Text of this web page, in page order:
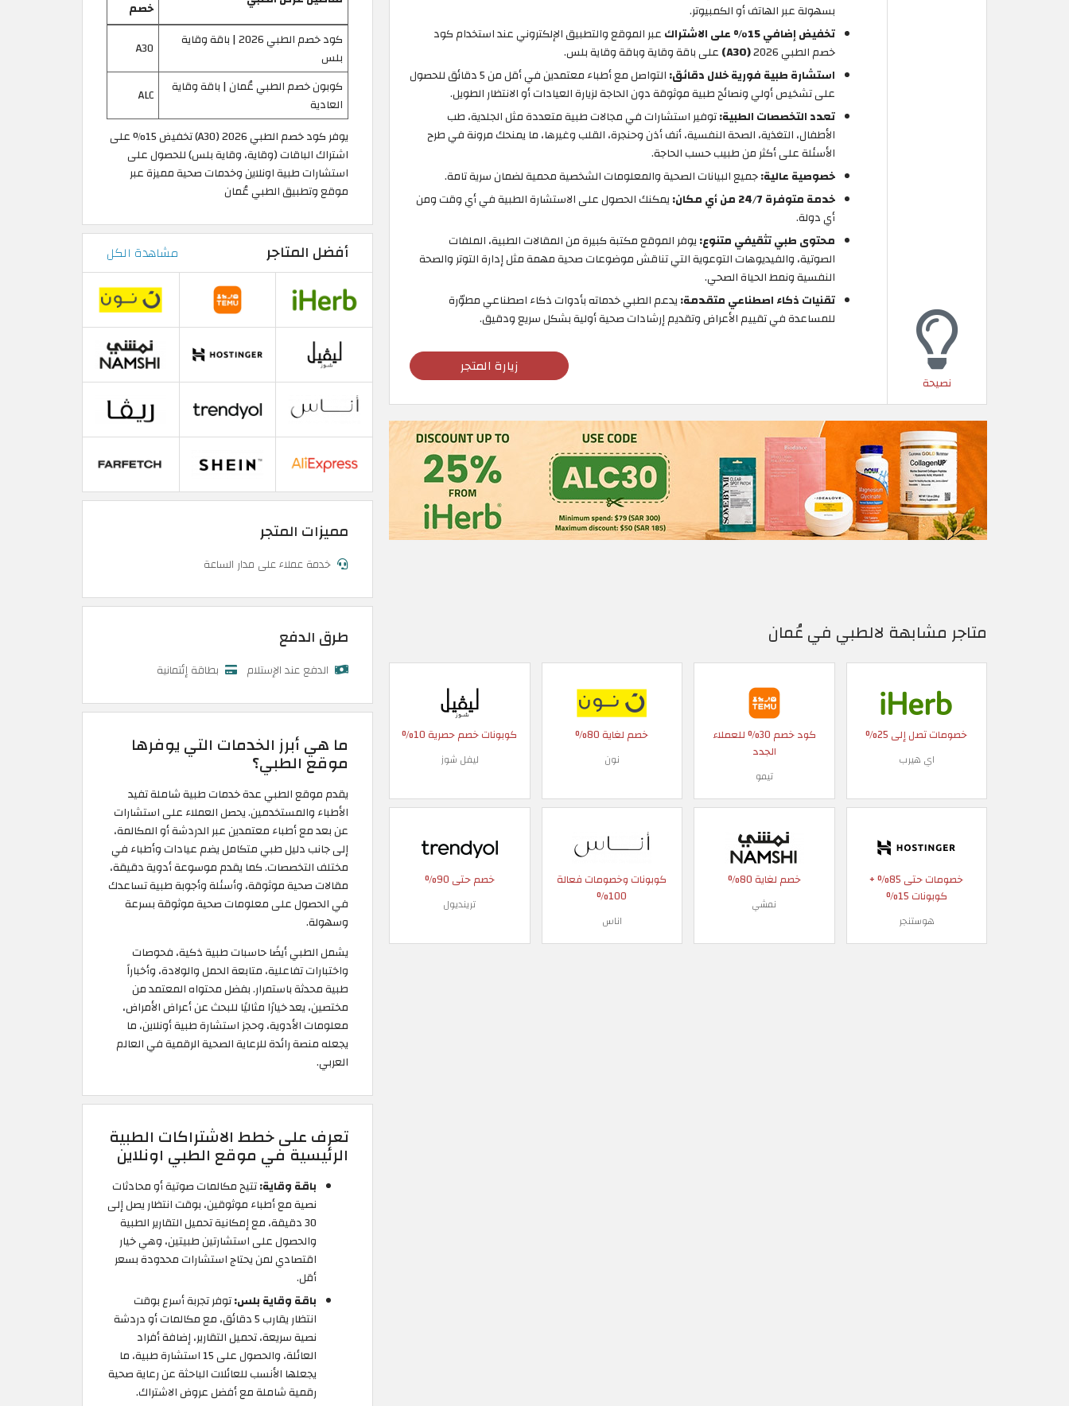
نصيحة
بسهولة عبر الهاتف أو الكمبيوتر.
تخفيض إضافي 15% على الاشتراك
عبر الموقع والتطبيق الإلكتروني عند استخدام كود
خصم الطبي 2026
(A30)
على باقة وقاية وباقة وقاية بلس.
استشارة طبية فورية خلال دقائق:
التواصل مع أطباء معتمدين في أقل من 5 دقائق للحصول
على تشخيص أولي ونصائح طبية موثوقة دون الحاجة لزيارة العيادات أو الانتظار الطويل.
تعدد التخصصات الطبية:توفير استشارات في مجالات طبية متعددة مثل الجلدية، طب
الأطفال، التغذية، الصحة النفسية، أنف أذن وحنجرة، القلب وغيرها، ما يمنحك مرونة في طرح
الأسئلة على أكثر من طبيب حسب الحاجة.
خصوصية عالية:جميع البيانات الصحية والمعلومات الشخصية محمية لضمان سرية تامة.
خدمة متوفرة 24/7 من أي مكان:
يمكنك الحصول على الاستشارة الطبية في أي وقت ومن
أي دولة.
محتوى طبي تثقيفي متنوع:يوفر الموقع مكتبة كبيرة من المقالات الطبية، الملفات
الصوتية، والفيديوهات التوعوية التي تناقش موضوعات صحية مهمة مثل إدارة التوتر والصحة
النفسية ونمط الحياة الصحي.
تقنيات ذكاء اصطناعي متقدمة:يدعم الطبي خدماته بأدوات ذكاء اصطناعي مطوّرة
للمساعدة في تقييم الأعراض وتقديم إرشادات صحية أولية بشكل سريع ودقيق.
زيارة المتجر
متاجر مشابهة لالطبي في عُمان
خصومات تصل إلى 25%
اي هيرب
كود خصم 30% للعملاء
الجدد
تيمو
خصم لغاية 80%
نون
كوبونات خصم حصرية 10%
ليفل شوز
خصومات حتى 85% +
كوبونات 15%
هوستنجر
خصم لغاية 80%
نمشي
كوبونات وخصومات فعالة
100%
اناس
خصم حتى 90%
ترينديول
خصم
كود خصم الطبي 2026 | باقة وقاية
بلس
A30
كوبون خصم الطبي عُمان | باقة وقاية
العادية
ALC
يوفر كود خصم الطبي 2026 (A30) تخفيض 15% على
اشتراك الباقات (وقاية، وقاية بلس) للحصول على
استشارات طبية اونلاين وخدمات صحية مميزة عبر
موقع وتطبيق الطبي عُمان
أفضل المتاجر مشاهدة الكل
مميزات المتجر
خدمة عملاء على مدار الساعة
طرق الدفع
الدفع عند الإستلام بطاقة إئتمانية
ما هي أبرز الخدمات التي يوفرها
موقع الطبي؟
يقدم موقع الطبي عدة خدمات طبية شاملة تفيد
الأطباء والمستخدمين. يحصل العملاء على استشارات
عن بعد مع أطباء معتمدين عبر الدردشة أو المكالمة،
إلى جانب دليل طبي متكامل يضم عيادات وأطباء في
مختلف التخصصات. كما يقدم موسوعة أدوية دقيقة،
مقالات صحية موثوقة، وأسئلة وأجوبة طبية تساعدك
في الحصول على معلومات صحية موثوقة بسرعة
وسهولة.
يشمل الطبي أيضًا حاسبات طبية ذكية، فحوصات
واختبارات تفاعلية، متابعة الحمل والولادة، وأخباراً
طبية محدثة باستمرار. بفضل محتواه المعتمد من
مختصين، يعد خيارًا مثاليًا للبحث عن أعراض الأمراض،
معلومات الأدوية، وحجز استشارة طبية أونلاين، ما
يجعله منصة رائدة للرعاية الصحية الرقمية في العالم
العربي.
تعرف على خطط الاشتراكات الطبية
الرئيسية في موقع الطبي اونلاين
باقة وقاية:تتيح مكالمات صوتية أو محادثات
نصية مع أطباء موثوقين، بوقت انتظار يصل إلى
30 دقيقة، مع إمكانية تحميل التقارير الطبية
والحصول على استشارتين طبيتين، وهي خيار
اقتصادي لمن يحتاج استشارات محدودة بسعر
أقل.
باقة وقاية بلس:توفر تجربة أسرع بوقت
انتظار يقارب 5 دقائق، مع مكالمات أو دردشة
نصية سريعة، تحميل التقارير، إضافة أفراد
العائلة، والحصول على 15 استشارة طبية، ما
يجعلها الأنسب للعائلات الباحثة عن رعاية صحية
رقمية شاملة مع أفضل عروض الاشتراك.